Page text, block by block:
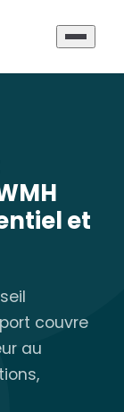
et
couvre
au